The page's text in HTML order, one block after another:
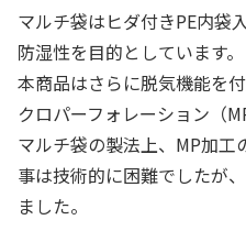
マルチ袋はヒダ付きPE内袋
防湿性を目的としています。
本商品はさらに脱気機能を
クロパーフォレーション（
マルチ袋の製法上、MP加工
事は技術的に困難でしたが
ました。